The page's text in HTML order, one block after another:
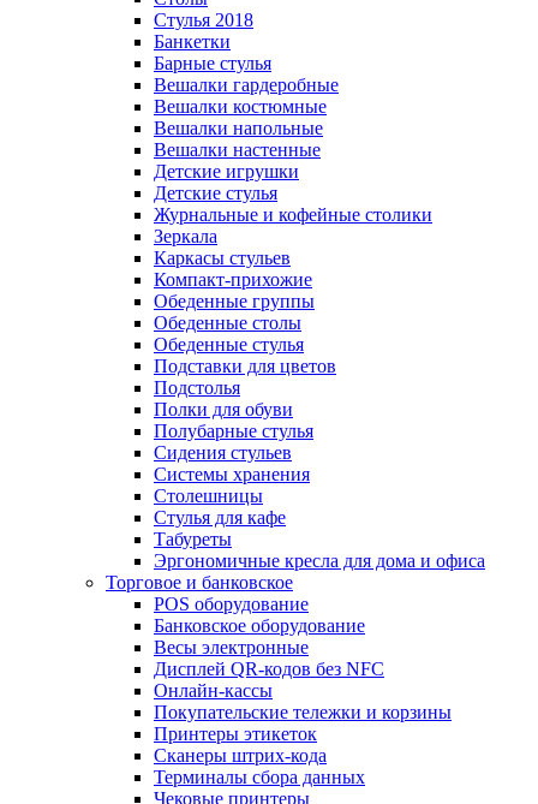
Стулья 2018
Банкетки
Барные стулья
Вешалки гардеробные
Вешалки костюмные
Вешалки напольные
Вешалки настенные
Детские игрушки
Детские стулья
Журнальные и кофейные столики
Зеркала
Каркасы стульев
Компакт-прихожие
Обеденные группы
Обеденные столы
Обеденные стулья
Подставки для цветов
Подстолья
Полки для обуви
Полубарные стулья
Сидения стульев
Системы хранения
Столешницы
Стулья для кафе
Табуреты
Эргономичные кресла для дома и офиса
Торговое и банковское
POS оборудование
Банковское оборудование
Весы электронные
Дисплей QR-кодов без NFC
Онлайн-кассы
Покупательские тележки и корзины
Принтеры этикеток
Сканеры штрих-кода
Терминалы сбора данных
Чековые принтеры